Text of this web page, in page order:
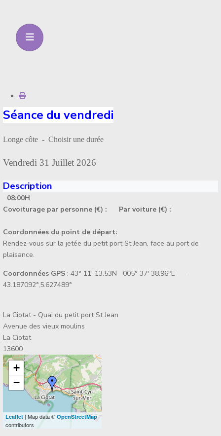
Séance du vendredi
Longe côte - Choisir une durée
Vendredi 31 Juillet 2026
Description
08:00H
Covoiturage par personne (€) :
Par voiture (€) :
Coordonnées du point de départ:
Rendez-vous sur la jetée du petit port St Jean, face au port de
plaisance.
Coordonnées GPS : 43° 11' 13.53N 005° 37' 38.96"E -
43.187092°,5.627489°
La Ciotat - Quai du petit port St Jean
Avenue des vieux moulins
La Ciotat
13600
+
−
Leaflet | Map data ©OpenStreetMap
contributors